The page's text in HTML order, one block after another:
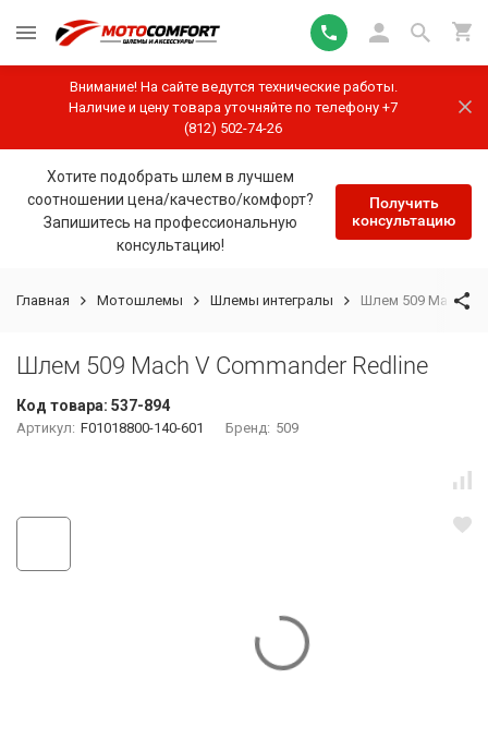
Внимание! На сайте ведутся технические работы.
Наличие и цену товара уточняйте по телефону +7
(812) 502-74-26
Хотите подобрать шлем в лучшем
соотношении цена/качество/комфорт?
Запишитесь на профессиональную
консультацию!
Получить
консультацию
Главная Мотошлемы Шлемы интегралы Шлем 509 Mach V
Шлем 509 Mach V Commander Redline
Код товара: 537-894
Артикул: F01018800-140-601 Бренд: 509